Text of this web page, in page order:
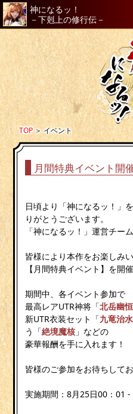
神になるッ！
－下剋上の修行伝－
TOP＞イベント
月間特典イベント開
日頃より「神になるッ！」
りがとうございます。
「神になるッ！」運営チーム
皆様により本作をお楽しみい
【月間特典イベント】を開
期間中、各イベント参加で
最高レアUTR神将「北岳幽
新UTR衣装セット「九竜治水
う「絶境魔核 」などの
豪華報酬を手に入れます！
皆様のご参加をお待ちしてお
実施期間：8月25日00：01